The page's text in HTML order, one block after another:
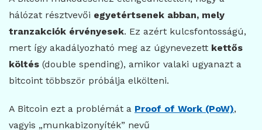
hálózat résztvevői egyetértsenek abban, mely
tranzakciók érvényesek. Ez azért kulcsfontosságú,
mert így akadályozható meg az úgynevezett kettős
költés (double spending), amikor valaki ugyanazt a
bitcoint többször próbálja elkölteni.
A Bitcoin ezt a problémát a Proof of Work (PoW),
vagyis „munkabizonyíték” nevű